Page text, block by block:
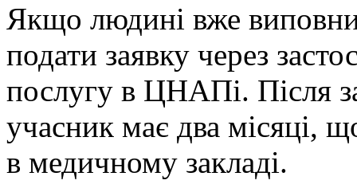
Якщо людині вже
подати заявку через
послугу в ЦНАПі. Після
учасник має два місяці,
в медичному закладі.